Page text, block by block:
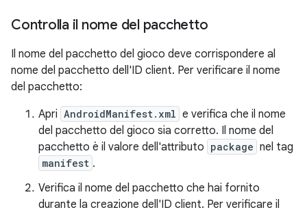
Controlla il nome del pacchetto
Il nome del pacchetto del gioco deve corrispondere al
nome del pacchetto dell'ID client. Per verificare il nome
del pacchetto:
Apri AndroidManifest.xml e verifica che il nome
del pacchetto del gioco sia corretto. Il nome del
pacchetto è il valore dell'attributo package nel tag
manifest .
Verifica il nome del pacchetto che hai fornito
durante la creazione dell'ID client. Per verificare il